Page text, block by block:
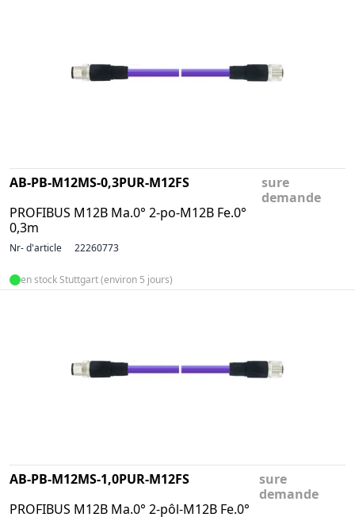
AB-PB-M12MS-0,3PUR-M12FS
PROFIBUS M12B Ma.0° 2-po-M12B Fe.0°
0,3m
sure
demande
Nr- d'article 22260773
en stock Stuttgart (environ 5 jours)
AB-PB-M12MS-1,0PUR-M12FS
PROFIBUS M12B Ma.0° 2-pôl-M12B Fe.0°
sure
demande